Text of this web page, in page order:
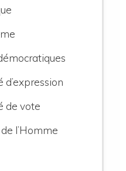
de vote
l’Homme